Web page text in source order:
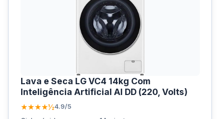
Lava e Seca LG VC4 14kg Com
Inteligência Artificial AI DD (220, Volts)
★★★★½4.9/5